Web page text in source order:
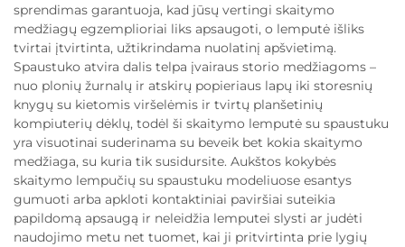
sprendimas garantuoja, kad jūsų vertingi skaitymo
medžiagų egzemplioriai liks apsaugoti, o lemputė išliks
tvirtai įtvirtinta, užtikrindama nuolatinį apšvietimą.
Spaustuko atvira dalis telpa įvairaus storio medžiagoms –
nuo plonių žurnalų ir atskirų popieriaus lapų iki storesnių
knygų su kietomis viršelėmis ir tvirtų planšetinių
kompiuterių dėklų, todėl ši skaitymo lemputė su spaustuku
yra visuotinai suderinama su beveik bet kokia skaitymo
medžiaga, su kuria tik susidursite. Aukštos kokybės
skaitymo lempučių su spaustuku modeliuose esantys
gumuoti arba apkloti kontaktiniai paviršiai suteikia
papildomą apsaugą ir neleidžia lemputei slysti ar judėti
naudojimo metu net tuomet, kai ji pritvirtinta prie lygių